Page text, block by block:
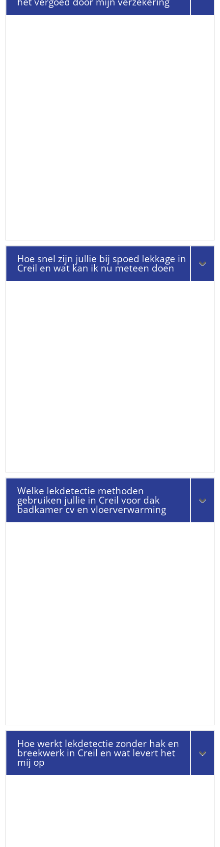
Hoe snel zijn jullie bij spoed lekkage in
Creil en wat kan ik nu meteen doen
Welke lekdetectie methoden
gebruiken jullie in Creil voor dak
badkamer cv en vloerverwarming
Hoe werkt lekdetectie zonder hak en
breekwerk in Creil en wat levert het
mij op